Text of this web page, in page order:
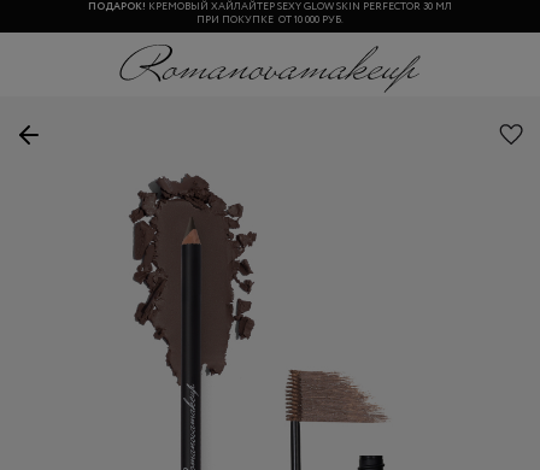
ПОДАРОК! КРЕМОВЫЙ ХАЙЛАЙТЕР SEXY GLOW SKIN PERFECTOR 30 МЛ
ПРИ ПОКУПКЕ ОТ 10 000 РУБ.